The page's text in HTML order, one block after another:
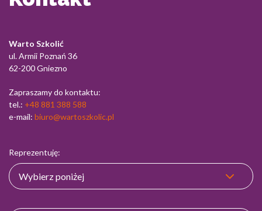
Warto Szkolić
ul. Armii Poznań 36
62-200 Gniezno
Zapraszamy do kontaktu:
tel.: +48 881 388 588
e-mail: biuro@wartoszkolic.pl
Reprezentuję: